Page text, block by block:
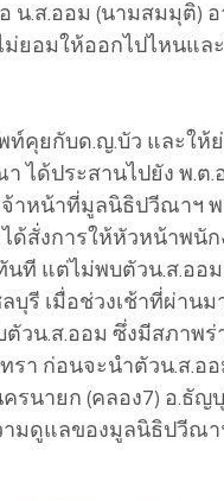
น.ส.ออม (นามสมมุติ) อ
ม่ยอมให้ออกไปไหนแล
คุยกับด.ญ.บัว และให้
ได้ประสานไปยัง พ.ต.
จ้าหน้าที่มูลนิธิปวีณาฯ
ได้สั่งการให้หัวหน้าพนั
นที แต่ไม่พบตัวน.ส.ออ
บุรี เมื่อช่วงเช้าที่ผ่านม
วน.ส.ออม ซึ่งมีสภาพร่
รา ก่อนจะนำตัวน.ส.อ
นายก (คลอง7) อ.ธัญ
ามดูแลของมูลนิธิปวีณ